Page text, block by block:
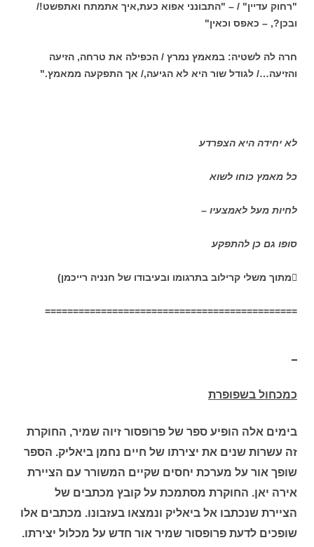
"רחוק עדיין" / – "התבונני אפוא כעת,איך אתמתח ואתפשט!/
ובכן?, – כאפס וכאין"
חרה לה לשטיה: במאמץ נמרץ / הכפילה את טרחה, הזיעה
והזיעה…/ לגודל שור היא לא הגיעה,/ אך התפקעה ממאמץ."
לא יחידה היא הצפרדע
כל מאמץ כוחו לשוא
לחיות מעל לאמצעיו –
סופו גם כן להתפקע
מתוך משלי קרילוב בתרגומו ובעיבודו של חנניה רייכמן)
=============================================
כמכחול בשפופרת
בימים אלה הופיע ספר של פרופסור זיוה שמיר, החוקרת
זה עשרות שנים את יצירתו של חיים נחמן ביאליק. הספר
שופך אור על מערכת יחסים שקיים המשורר עם הציירת
אירה יאן. החוקרת מסתמכת על קובץ מכתבים של
הציירת שנכתבו אל ביאליק ונמצאו בעזבונו. מכתבים אלו
שופכים לדעת פרופסור שמיר אור חדש על מכלול יצירתו.